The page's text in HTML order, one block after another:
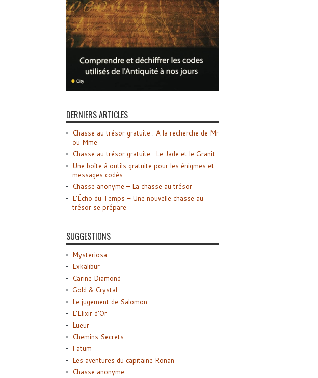
DERNIERS ARTICLES
Chasse au trésor gratuite : A la recherche de Mr
ou Mme
Chasse au trésor gratuite : Le Jade et le Granit
Une boîte à outils gratuite pour les énigmes et
messages codés
Chasse anonyme – La chasse au trésor
L’Écho du Temps – Une nouvelle chasse au
trésor se prépare
SUGGESTIONS
Mysteriosa
Exkalibur
Carine Diamond
Gold & Crystal
Le jugement de Salomon
L’Elixir d’Or
Lueur
Chemins Secrets
Fatum
Les aventures du capitaine Ronan
Chasse anonyme